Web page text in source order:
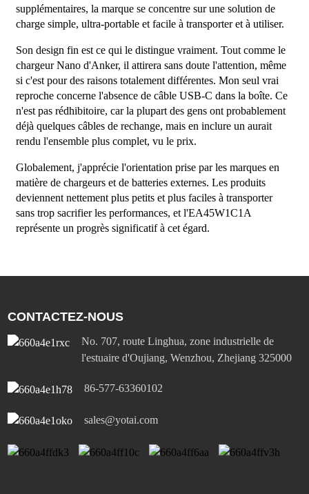
supplémentaires, la marque se concentre sur une solution de
charge simple, ultra-portable et facile à transporter et à utiliser.
Son design fin est ce qui le distingue vraiment. Tout comme le
chargeur Nano d'Anker, il attirera sans doute l'attention, même
si c'est pour des raisons totalement différentes. Mon seul vrai
reproche concerne l'absence de câble USB-C dans la boîte. Ce
n'est pas rédhibitoire, car la plupart des gens ont probablement
déjà quelques câbles de rechange, mais en inclure un aurait
rendu l'ensemble plus complet, vu le prix.
Globalement, j'apprécie l'orientation prise par les marques en
matière de chargeurs et de batteries externes. Les produits
deviennent nettement plus petits et plus faciles à transporter
sans trop sacrifier les performances, et l'EA45W1C1A
représente un progrès significatif à cet égard.
CONTACTEZ-NOUS
No. 707, route Linghua, zone industrielle de
l'estuaire d'Oujiang, Wenzhou, Zhejiang 325000
86-577-63360102
sales@yotai.com